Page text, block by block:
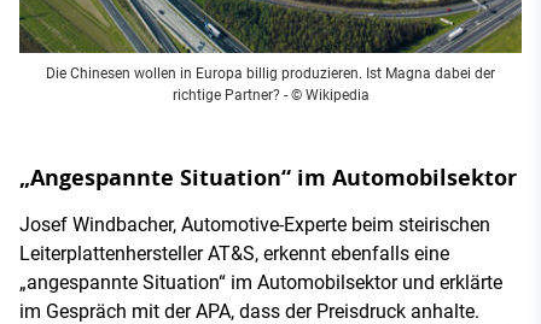
Die Chinesen wollen in Europa billig produzieren. Ist Magna dabei der
richtige Partner? - © Wikipedia
„Angespannte Situation“ im Automobilsektor
Josef Windbacher, Automotive-Experte beim steirischen
Leiterplattenhersteller AT&S, erkennt ebenfalls eine
„angespannte Situation“ im Automobilsektor und erklärte
im Gespräch mit der APA, dass der Preisdruck anhalte.